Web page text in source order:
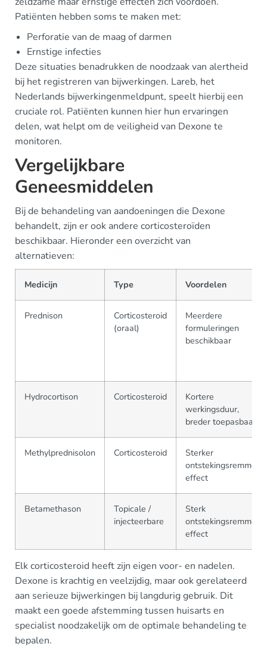
Patiënten hebben soms te maken met:
Perforatie van de maag of darmen
Ernstige infecties
Deze situaties benadrukken de noodzaak van alertheid
bij het registreren van bijwerkingen. Lareb, het
Nederlands bijwerkingenmeldpunt, speelt hierbij een
cruciale rol. Patiënten kunnen hier hun ervaringen
delen, wat helpt om de veiligheid van Dexone te
monitoren.
Vergelijkbare
Geneesmiddelen
Bij de behandeling van aandoeningen die Dexone
behandelt, zijn er ook andere corticosteroïden
beschikbaar. Hieronder een overzicht van
alternatieven:
Medicijn Type Voordelen
Prednison
Corticosteroid
(oraal)
Meerdere
formuleringen
beschikbaar
Hydrocortison Corticosteroid
Kortere
werkingsduur,
breder toepasbaar
Methylprednisolon Corticosteroid
Sterker
ontstekingsremmend
effect
Betamethason
Topicale /
injecteerbare
Sterk
ontstekingsremmend
effect
Elk corticosteroid heeft zijn eigen voor- en nadelen.
Dexone is krachtig en veelzijdig, maar ook gerelateerd
aan serieuze bijwerkingen bij langdurig gebruik. Dit
maakt een goede afstemming tussen huisarts en
specialist noodzakelijk om de optimale behandeling te
bepalen.